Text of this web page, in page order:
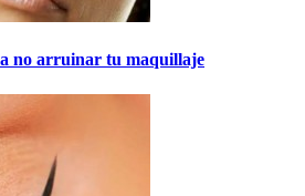
no arruinar tu maquillaje